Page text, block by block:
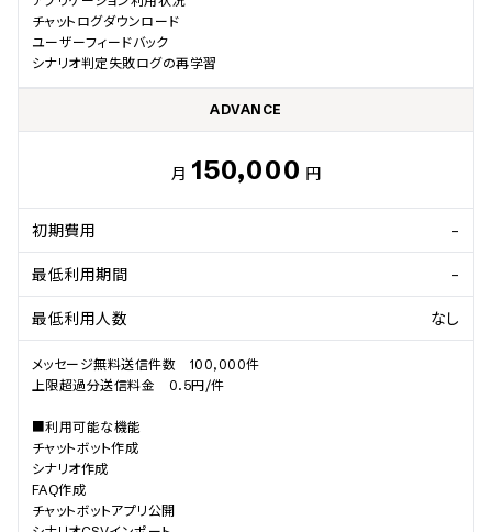
チャットログダウンロード
ユーザーフィードバック
シナリオ判定失敗ログの再学習
ADVANCE
月 150,000 円
初期費用 -
最低利用期間 -
最低利用人数 なし
メッセージ無料送信件数　100,000件
上限超過分送信料金　0.5円/件
■利用可能な機能
チャットボット作成
シナリオ作成
FAQ作成
チャットボットアプリ公開